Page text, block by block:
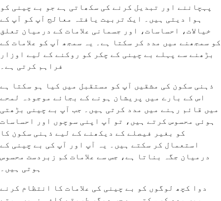
پہچاننے اور تبدیل کرنے کی سکھاتی ہے جو بے چینی کو
ہوا دیتی ہیں۔ ایک تربیت یافتہ معالج آپ کو آپ کے
خیالات، احساسات، اور جسمانی علامات کے درمیان تعلق
کو سمجھنے میں مدد کر سکتا ہے۔ یہ سمجھ آپ کو علامات کے
بڑھنے سے پہلے بے چینی کے چکر کو روکنے کے لیے اوزار
فراہم کرتی ہے۔
ذہنی سکون کی مشقیں آپ کو مستقبل میں کیا ہو سکتا ہے
اس کے بارے میں پریشان ہونے کے بجائے موجودہ لمحے
میں قائم رہنے میں مدد کرتی ہیں۔ جب آپ بے چینی بڑھتی
ہوئی محسوس کرتے ہیں، تو آپ اپنی سوچوں اور احساسات
کو بغیر فیصلے کے دیکھنے کے لیے ذہنی سکون کا
استعمال کر سکتے ہیں۔ یہ آپ اور آپ کی بے چینی کے
درمیان جگہ بناتا ہے، جس سے علامات کم زبردست محسوس
ہوتی ہیں۔
دوا کچھ لوگوں کو بے چینی کی علامات کا انتظام کرنے